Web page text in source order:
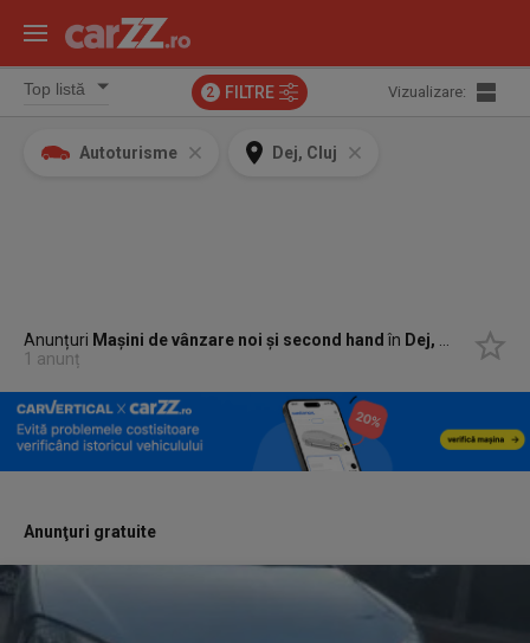
2 FILTRE Vizualizare:
Autoturisme Dej, Cluj
Anunțuri Mașini de vânzare noi și second hand în Dej, Cluj
1 anunț
Anunţuri gratuite